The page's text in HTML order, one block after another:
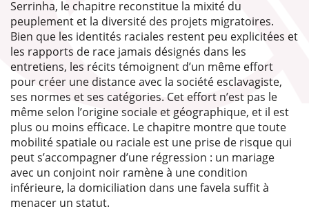
Serrinha, le chapitre reconstitue la mixité du
peuplement et la diversité des projets migratoires.
Bien que les identités raciales restent peu explicitées et
les rapports de race jamais désignés dans les
entretiens, les récits témoignent d’un même effort
pour créer une distance avec la société esclavagiste,
ses normes et ses catégories. Cet effort n’est pas le
même selon l’origine sociale et géographique, et il est
plus ou moins efficace. Le chapitre montre que toute
mobilité spatiale ou raciale est une prise de risque qui
peut s’accompagner d’une régression : un mariage
avec un conjoint noir ramène à une condition
inférieure, la domiciliation dans une favela suffit à
menacer un statut.